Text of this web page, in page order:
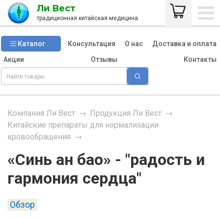
Ли Вест
традиционная китайская медицина
Каталог Консультация О нас
Доставка и оплата
Акции
Отзывы Контакты
Компания Ли Вест → Продукция Ли Вест →
Китайские препараты для нормализации
кровообращения →
«Синь ан бао» - "радость и
гармония сердца"
Обзор